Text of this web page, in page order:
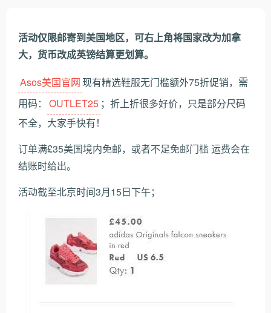
活动仅限邮寄到美国地区，可右上角将国家改为加拿
大，货币改成英镑结算更划算。
Asos美国官网现有精选鞋服无门槛额外75折促销，需
用码：
OUTLET25 ；折上折很多好价，只是部分尺码
不全，大家手快有！
订单满£35美国境内免邮，或者不足免邮门槛 运费会在
结账时给出。
活动截至北京时间3月15日下午；